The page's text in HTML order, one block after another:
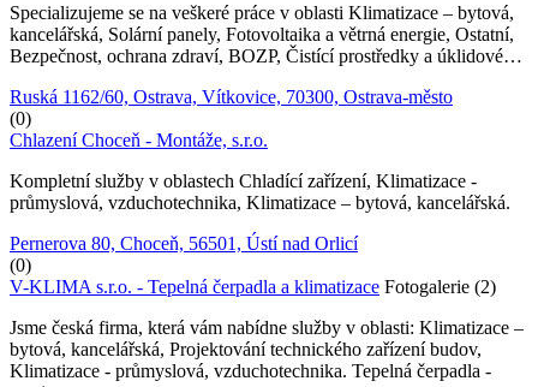
Specializujeme se na veškeré práce v oblasti Klimatizace – bytová,
kancelářská, Solární panely, Fotovoltaika a větrná energie, Ostatní,
Bezpečnost, ochrana zdraví, BOZP, Čistící prostředky a úklidové…
Ruská 1162/60, Ostrava, Vítkovice, 70300, Ostrava-město
(0)
Chlazení Choceň - Montáže, s.r.o.
Kompletní služby v oblastech Chladící zařízení, Klimatizace -
průmyslová, vzduchotechnika, Klimatizace – bytová, kancelářská.
Pernerova 80, Choceň, 56501, Ústí nad Orlicí
(0)
V-KLIMA s.r.o. - Tepelná čerpadla a klimatizace Fotogalerie (2)
Jsme česká firma, která vám nabídne služby v oblasti: Klimatizace –
bytová, kancelářská, Projektování technického zařízení budov,
Klimatizace - průmyslová, vzduchotechnika. Tepelná čerpadla -